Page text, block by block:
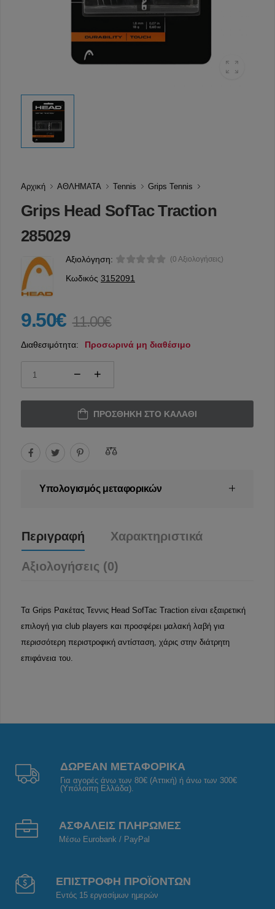
Αρχική ΑΘΛΗΜΑΤΑ Tennis Grips Tennis
Grips Head SofTac Traction
285029
Αξιολόγηση: (0 Αξιολογήσεις)
Κωδικός 3152091
9.50€ 11.00€
Διαθεσιμότητα: Προσωρινά μη διαθέσιμο
ΠΡΟΣΘΉΚΗ ΣΤΟ ΚΑΛΆΘΙ
Υπολογισμός μεταφορικών
Περιγραφή Χαρακτηριστικά
Αξιολογήσεις (0)
Τα Grips Ρακέτας Τεννις Head SofTac Traction είναι εξαιρετική
επιλογή για club players και προσφέρει μαλακή λαβή για
περισσότερη περιστροφική αντίσταση, χάρις στην διάτρητη
επιφάνεια του.
ΔΩΡΕΑΝ ΜΕΤΑΦΟΡΙΚΑ
Για αγορές άνω των 80€ (Αττική) ή άνω των 300€
(Υπόλοιπη Ελλάδα).
ΑΣΦΑΛΕΙΣ ΠΛΗΡΩΜΕΣ
Μέσω Eurobank / PayPal
ΕΠΙΣΤΡΟΦΗ ΠΡΟΪΟΝΤΩΝ
Εντός 15 εργασίμων ημερών